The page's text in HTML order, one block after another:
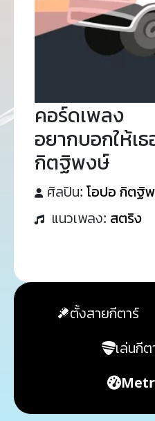
คอร์ดเพลง
อยากบอกให้เธ
กิตฐิพงษ์
ศิลปิน: โอปอ กิตฐิ
แนวเพลง: สตริง
ตั้งสายกีตาร์
เล่นกี